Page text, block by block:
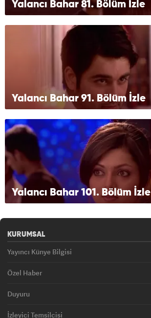
Yalancı Bahar 81. Bölüm İzle
Yalancı Bahar 91. Bölüm İzle
Yalancı Bahar 101. Bölüm İzle
KURUMSAL
Yayıncı Künye Bilgisi
Özel Haber
Duyuru
İzleyici Temsilcisi